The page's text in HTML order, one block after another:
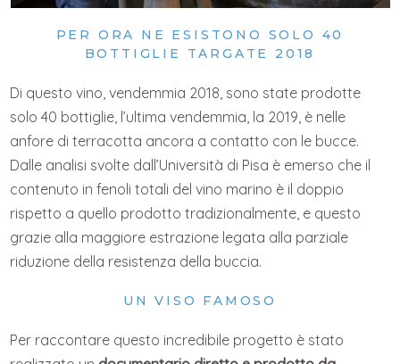
PER ORA NE ESISTONO SOLO 40
BOTTIGLIE TARGATE 2018
Di questo vino, vendemmia 2018, sono state prodotte
solo 40 bottiglie, l’ultima vendemmia, la 2019, è nelle
anfore di terracotta ancora a contatto con le bucce.
Dalle analisi svolte dall’Università di Pisa è emerso che il
contenuto in fenoli totali del vino marino è il doppio
rispetto a quello prodotto tradizionalmente, e questo
grazie alla maggiore estrazione legata alla parziale
riduzione della resistenza della buccia.
UN VISO FAMOSO
Per raccontare questo incredibile progetto è stato